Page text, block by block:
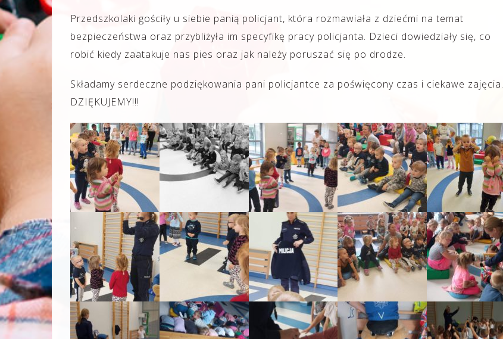
Przedszkolaki gościły u siebie panią policjant, która rozmawiała z dziećmi na temat
bezpieczeństwa oraz przybliżyła im specyfikę pracy policjanta. Dzieci dowiedziały się, co
robić kiedy zaatakuje nas pies oraz jak należy poruszać się po drodze.
Składamy serdeczne podziękowania pani policjantce za poświęcony czas i ciekawe zajęcia.
DZIĘKUJEMY!!!